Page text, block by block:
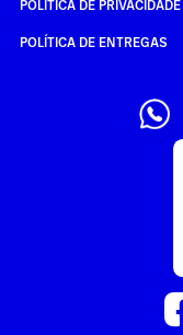
POLÍTICA DE PRIVACIDADE
POLÍTICA DE ENTREGAS